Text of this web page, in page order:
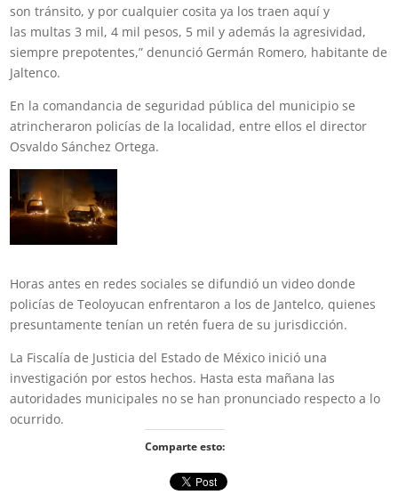
son tránsito, y por cualquier cosita ya los traen aquí y
las multas 3 mil, 4 mil pesos, 5 mil y además la agresividad,
siempre prepotentes,” denunció Germán Romero, habitante de
Jaltenco.
En la comandancia de seguridad pública del municipio se
atrincheraron policías de la localidad, entre ellos el director
Osvaldo Sánchez Ortega.
Horas antes en redes sociales se difundió un video donde
policías de Teoloyucan enfrentaron a los de Jantelco, quienes
presuntamente tenían un retén fuera de su jurisdicción.
La Fiscalía de Justicia del Estado de México inició una
investigación por estos hechos. Hasta esta mañana las
autoridades municipales no se han pronunciado respecto a lo
ocurrido.
Comparte esto: